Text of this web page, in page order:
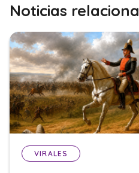
Noticias
VIRALES